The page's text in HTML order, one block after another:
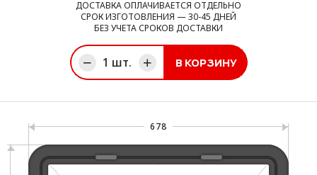
ДОСТАВКА ОПЛАЧИВАЕТСЯ ОТДЕЛЬНО
СРОК ИЗГОТОВЛЕНИЯ — 30-45 ДНЕЙ
БЕЗ УЧЕТА СРОКОВ ДОСТАВКИ
1 шт. В КОРЗИНУ
678